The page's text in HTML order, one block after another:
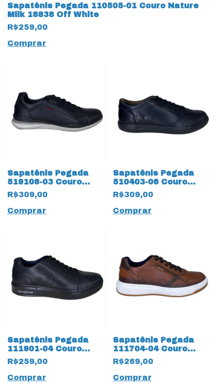
Sapatênis Pegada 110505-01 Couro Nature
Milk 18838 Off White
R$259,00
Comprar
Sapatênis Pegada
519108-03 Couro
Natural Stretch
17684 Preto
R$309,00
Comprar
Sapatênis Pegada
510403-06 Couro
Natural Stretch
17685 Preto
R$309,00
Comprar
Sapatênis Pegada
111901-04 Couro
Natural Stretch
17653 Preto
R$259,00
Comprar
Sapatênis Pegada
111704-04 Couro
Natural Nature 17554
Cravo
R$269,00
Comprar